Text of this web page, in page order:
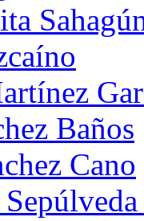
Baños
Cano